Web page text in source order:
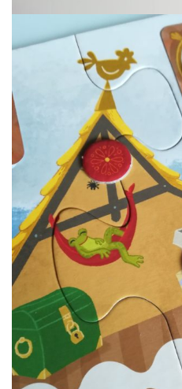
CE QUE L’ON AIME
un jeu pour jouer
coopératif)
des règles simples
des illustrations très